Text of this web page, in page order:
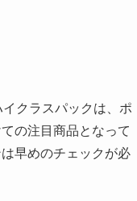
クラスパックは、ポ
の注目商品となって
早めのチェックが必